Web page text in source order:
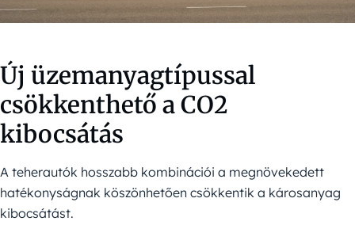
Új üzemanyagtípussal
csökkenthető a CO2
kibocsátás
A teherautók hosszabb kombinációi a megnövekedett
hatékonyságnak köszönhetően csökkentik a károsanyag
kibocsátást.